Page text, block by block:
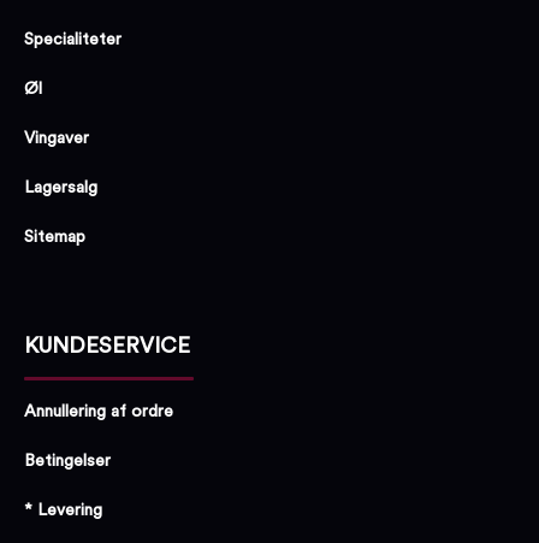
Specialiteter
Øl
Vingaver
Lagersalg
Sitemap
KUNDESERVICE
Annullering af ordre
Betingelser
* Levering